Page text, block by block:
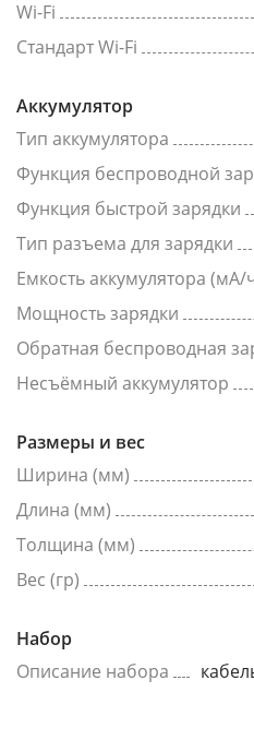
Wi-Fi
Стандарт Wi-Fi
Аккумулятор
Тип аккумулятора
Функция беспроводной
Функция быстрой зарядки
Тип разъема для зарядки
Емкость аккумулятора (мА/
Мощность зарядки
Обратная беспроводная
Несъёмный аккумулятор
Размеры и вес
Ширина (мм)
Длина (мм)
Толщина (мм)
Вес (гр)
Набор
Описание набора